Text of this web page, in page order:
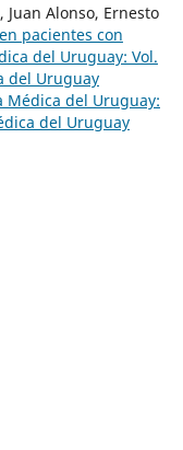
Alonso, Ernesto
pacientes con
del Uruguay: Vol.
del Uruguay
Médica del Uruguay:
del Uruguay